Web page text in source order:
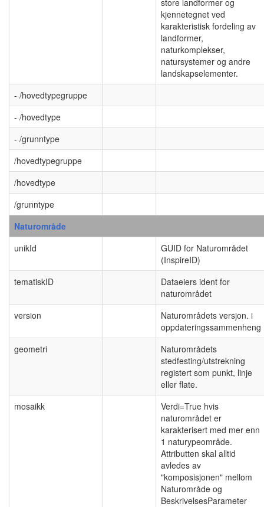
kjennetegnet ved
karakteristisk fordeling av
landformer,
naturkomplekser,
natursystemer og andre
landskapselementer.
- /hovedtypegruppe
- /hovedtype
- /grunntype
/hovedtypegruppe
/hovedtype
/grunntype
Naturområde
unikId
GUID for Naturområdet
(InspireID)
tematiskID
Dataeiers ident for
naturområdet
version
Naturområdets versjon. i
oppdateringssammenheng
geometri
Naturområdets
stedfesting/utstrekning
registert som punkt, linje
eller flate.
mosaikk
Verdi=True hvis
naturområdet er
karakterisert med mer enn
1 naturypeområde.
Attributten skal alltid
avledes av
"komposisjonen" mellom
Naturområde og
BeskrivelsesParameter